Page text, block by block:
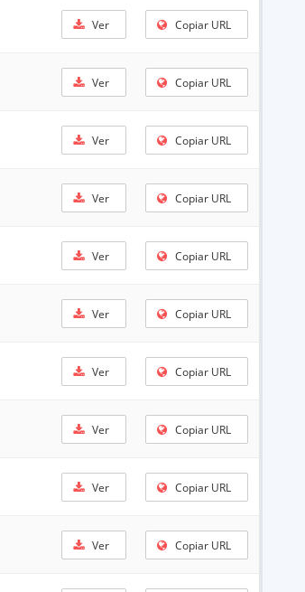
Ver Copiar URL
Ver Copiar URL
Ver Copiar URL
Ver Copiar URL
Ver Copiar URL
Ver Copiar URL
Ver Copiar URL
Ver Copiar URL
Ver Copiar URL
Ver Copiar URL